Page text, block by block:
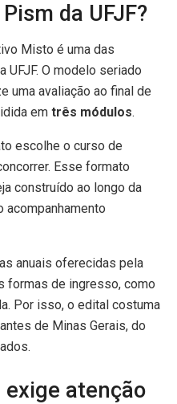
da UFJF?
Misto é uma das
UFJF. O modelo seriado
uma avaliação ao final de
em três módulos.
escolhe o curso de
Esse formato
construído ao longo da
acompanhamento
anuais oferecidas pela
formas de ingresso, como
Por isso, o edital costuma
de Minas Gerais, do
atenção